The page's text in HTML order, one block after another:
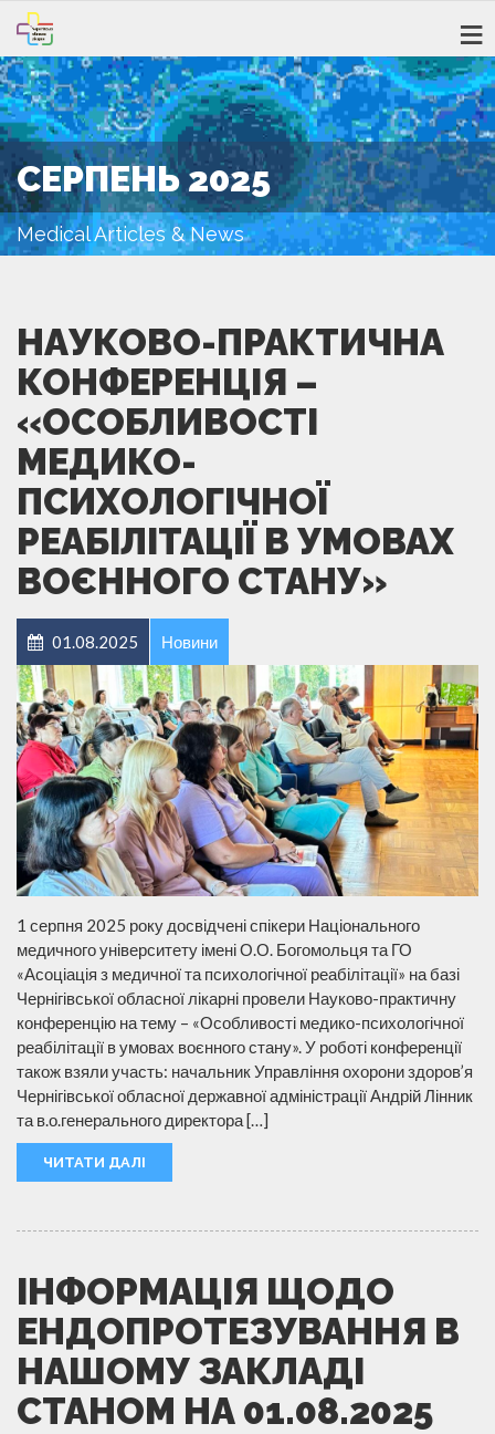
СЕРПЕНЬ 2025
Medical Articles & News
НАУКОВО-ПРАКТИЧНА
КОНФЕРЕНЦІЯ –
«ОСОБЛИВОСТІ
МЕДИКО-
ПСИХОЛОГІЧНОЇ
РЕАБІЛІТАЦІЇ В УМОВАХ
ВОЄННОГО СТАНУ»
01.08.2025 Новини
1 серпня 2025 року досвідчені спікери Національного
медичного університету імені О.О. Богомольця та ГО
«Асоціація з медичної та психологічної реабілітації» на базі
Чернігівської обласної лікарні провели Науково-практичну
конференцію на тему – «Особливості медико-психологічної
реабілітації в умовах воєнного стану». У роботі конференції
також взяли участь: начальник Управління охорони здоров’я
Чернігівської обласної державної адміністрації Андрій Лінник
та в.о.генерального директора […]
ЧИТАТИ ДАЛІ
ІНФОРМАЦІЯ ЩОДО
ЕНДОПРОТЕЗУВАННЯ В
НАШОМУ ЗАКЛАДІ
СТАНОМ НА 01.08.2025